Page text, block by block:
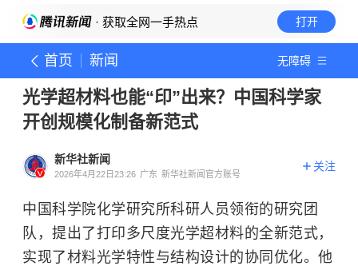
· 获取全网一手热点 打开
首页 新闻 无障碍
光学超材料也能“印”出来？中国科学家
开创规模化制备新范式
新华社新闻
2026年4月22日23:26 广东 新华社新闻官方账号
关注
中国科学院化学研究所科研人员领衔的研究团
队，提出了打印多尺度光学超材料的全新范式，
实现了材料光学特性与结构设计的协同优化。他